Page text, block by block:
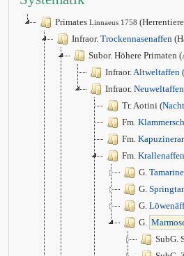
Primates Linnaeus 1758
Infraor. Trockennasenaffen
Subor. Höhere Primaten
Infraor.Altweltaffen
Infraor. Neuweltaffen
Tr. Aotini (
Fm.
Fm.
Fm. Krallenaffen
G. Tamarine
G.
G.
G.
SubG.